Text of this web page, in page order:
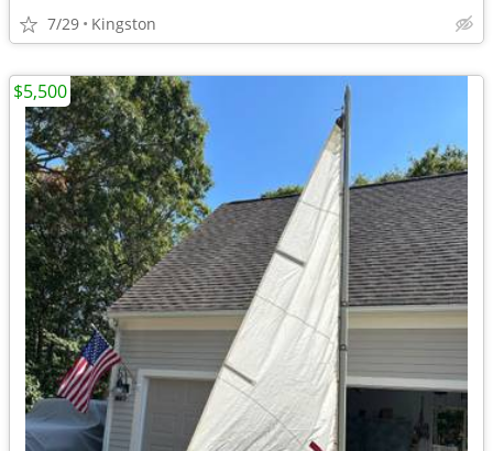
7/29 Kingston
$5,500